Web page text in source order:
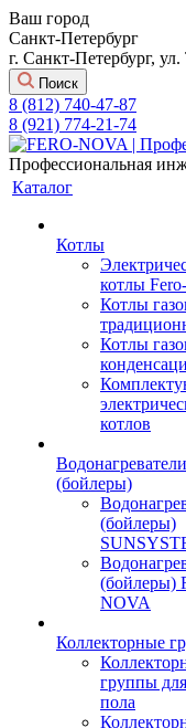
Ваш город
Санкт-Петербург
г. Санкт-Петербург,
Поиск
8 (812) 740-47-87
8 (921) 774-21-74
Профессиональная
Каталог
Котлы
котлы
Котлы
Котлы
котлов
Водонагреватели
(бойлеры)
(бойлеры)
(бойлеры)
NOVA
Коллекторные
группы
пола